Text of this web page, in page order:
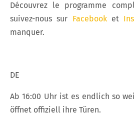
Découvrez le programme
suivez-nous sur Facebooket
manquer.
DE
Ab 16:00 Uhr ist es endlich so
öffnet offiziell ihre Türen.